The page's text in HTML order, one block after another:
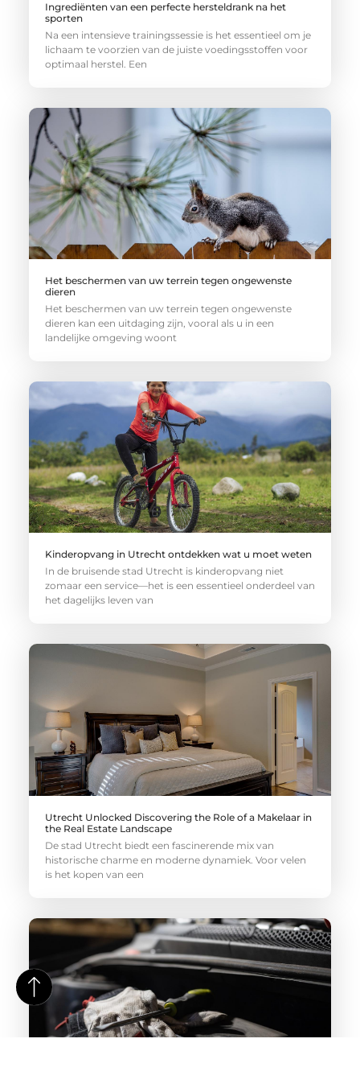
Ingrediënten van een perfecte hersteldrank na het
sporten
Na een intensieve trainingssessie is het essentieel om je
lichaam te voorzien van de juiste voedingsstoffen voor
optimaal herstel. Een
Het beschermen van uw terrein tegen ongewenste
dieren
Het beschermen van uw terrein tegen ongewenste
dieren kan een uitdaging zijn, vooral als u in een
landelijke omgeving woont
Kinderopvang in Utrecht ontdekken wat u moet weten
In de bruisende stad Utrecht is kinderopvang niet
zomaar een service—het is een essentieel onderdeel van
het dagelijks leven van
Utrecht Unlocked Discovering the Role of a Makelaar in
the Real Estate Landscape
De stad Utrecht biedt een fascinerende mix van
historische charme en moderne dynamiek. Voor velen
is het kopen van een